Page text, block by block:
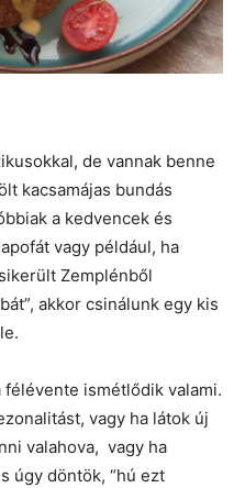
de vannak benne
kacsamájas bundás
a kedvencek és
vagy például, ha
Zemplénből
akkor csinálunk egy kis
félévente ismétlődik valami.
vagy ha látok új
valahova, vagy ha
úgy döntök, “hú ezt